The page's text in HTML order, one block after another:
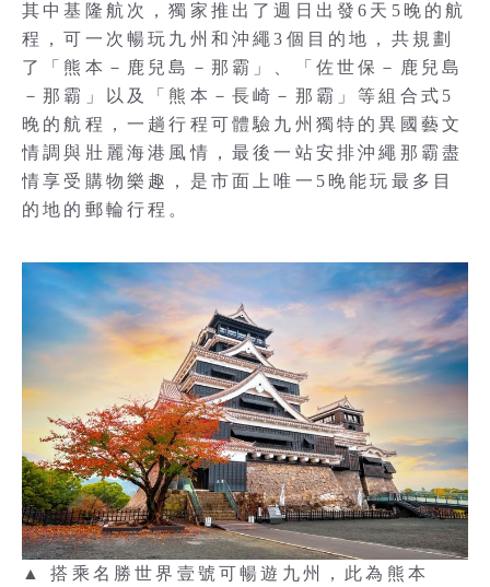
其中基隆航次，獨家推出了週日出發6天5晚的航
程，可一次暢玩九州和沖繩3個目的地，共規劃
了「熊本－鹿兒島－那霸」、「佐世保－鹿兒島
－那霸」以及「熊本－長崎－那霸」等組合式5
晚的航程，一趟行程可體驗九州獨特的異國藝文
情調與壯麗海港風情，最後一站安排沖繩那霸盡
情享受購物樂趣，是市面上唯一5晚能玩最多目
的地的郵輪行程。
▲ 搭乘名勝世界壹號可暢遊九州，此為熊本